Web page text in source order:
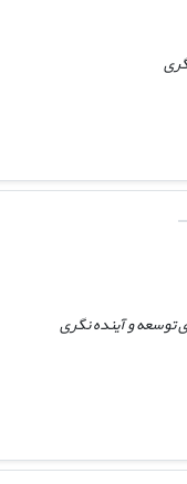
و آینده نگری